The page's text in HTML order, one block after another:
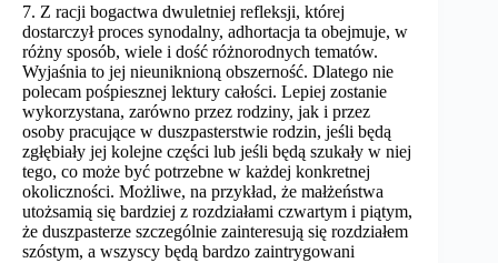
7. Z racji bogactwa dwuletniej refleksji, której
dostarczył proces synodalny, adhortacja ta obejmuje, w
różny sposób, wiele i dość różnorodnych tematów.
Wyjaśnia to jej nieuniknioną obszerność. Dlatego nie
polecam pośpiesznej lektury całości. Lepiej zostanie
wykorzystana, zarówno przez rodziny, jak i przez
osoby pracujące w duszpasterstwie rodzin, jeśli będą
zgłębiały jej kolejne części lub jeśli będą szukały w niej
tego, co może być potrzebne w każdej konkretnej
okoliczności. Możliwe, na przykład, że małżeństwa
utożsamią się bardziej z rozdziałami czwartym i piątym,
że duszpasterze szczególnie zainteresują się rozdziałem
szóstym, a wszyscy będą bardzo zaintrygowani